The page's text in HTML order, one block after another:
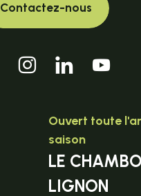
Contactez-nous
Ouvert toute
saison
LE
LIGNON